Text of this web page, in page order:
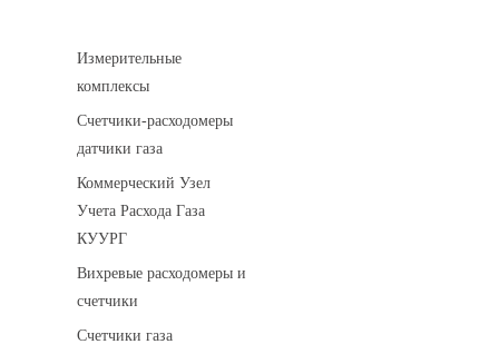
Измерительные
комплексы
Счетчики-расходомеры
датчики газа
Коммерческий Узел
Учета Расхода Газа
КУУРГ
Вихревые расходомеры и
счетчики
Счетчики газа